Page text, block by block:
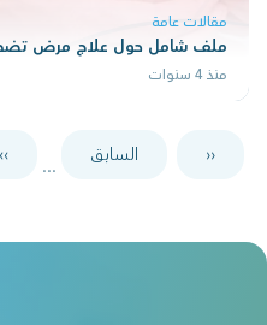
مقالات عامة
ملف شامل حول علاج مرض
منذ 4 سنوات
‹‹ السابق ...
››